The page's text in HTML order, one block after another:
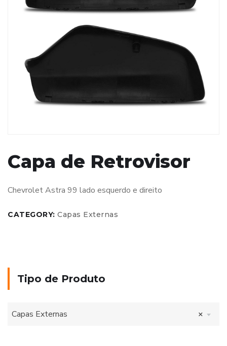
Capa de Retrovisor
Chevrolet Astra 99 lado esquerdo e direito
CATEGORY: Capas Externas
Tipo de Produto
×
Capas Externas